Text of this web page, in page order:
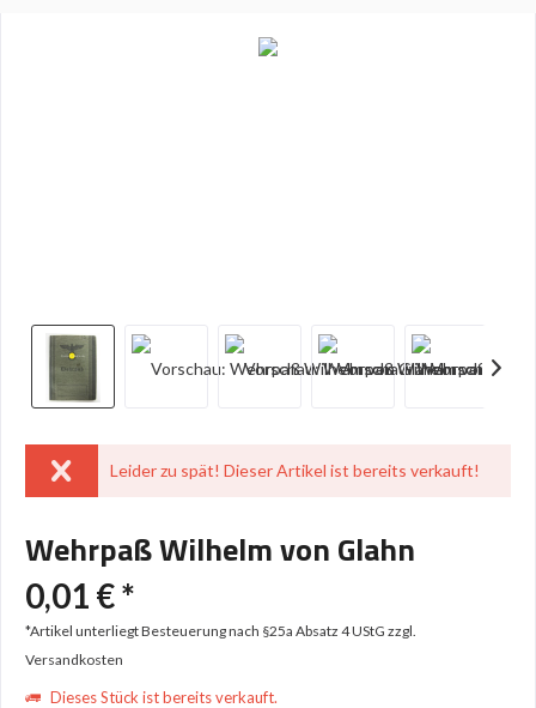
Leider zu spät! Dieser Artikel ist bereits verkauft!
Wehrpaß Wilhelm von Glahn
0,01 € *
*Artikel unterliegt Besteuerung nach §25a Absatz 4 UStG zzgl.
Versandkosten
Dieses Stück ist bereits verkauft.